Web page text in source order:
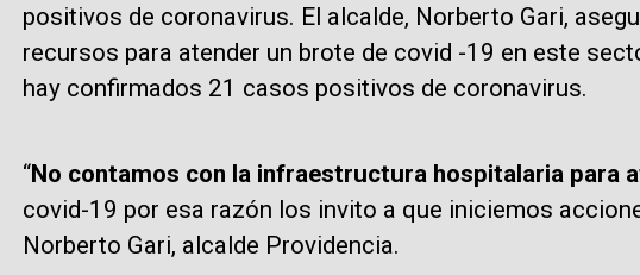
positivos de coronavirus. El alcalde, Norberto Gari,
recursos para atender un brote de covid -19 en este
hay confirmados 21 casos positivos de coronavirus.
“No contamos con la infraestructura hospitalaria para
covid-19 por esa razón los invito a que iniciemos
Norberto Gari, alcalde Providencia.